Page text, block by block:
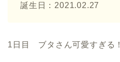
誕生日：2021.02.27
1日目 ブタさん可愛すぎる！